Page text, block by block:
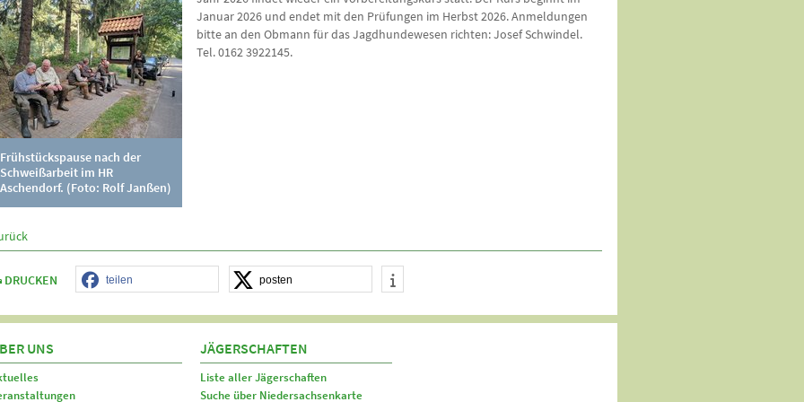
Frühstückspause nach der
Schweißarbeit im HR
Aschendorf. (Foto: Rolf Janßen)
Januar 2026 und endet mit den Prüfungen im Herbst 2026. Anmeldungen
bitte an den Obmann für das Jagdhundewesen richten: Josef Schwindel.
Tel. 0162 3922145.
DRUCKEN teilen posten
UNS JÄGERSCHAFTEN
Liste aller Jägerschaften
Suche über Niedersachsenkarte